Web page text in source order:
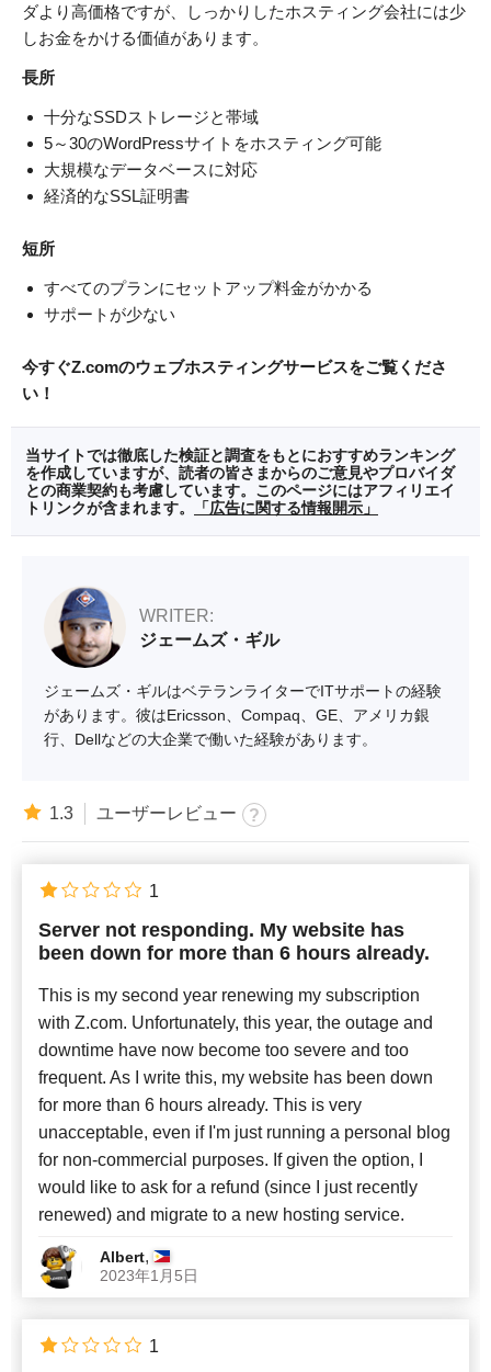
ダより高価格ですが、しっかりしたホスティング会社には少
しお金をかける価値があります。
長所
十分なSSDストレージと帯域
5～30のWordPressサイトをホスティング可能
大規模なデータベースに対応
経済的なSSL証明書
短所
すべてのプランにセットアップ料金がかかる
サポートが少ない
今すぐZ.comのウェブホスティングサービスをご覧くださ
い！
当サイトでは徹底した検証と調査をもとにおすすめランキング
を作成していますが、読者の皆さまからのご意見やプロバイダ
との商業契約も考慮しています。このページにはアフィリエイ
トリンクが含まれます。
「広告に関する情報開示」
WRITER:
ジェームズ・ギル
ジェームズ・ギルはベテランライターでITサポートの経験
があります。彼はEricsson、Compaq、GE、アメリカ銀
行、Dellなどの大企業で働いた経験があります。
1.3 ユーザーレビュー
Server not responding. My website has
been down for more than 6 hours already.
This is my second year renewing my subscription
with Z.com. Unfortunately, this year, the outage and
downtime have now become too severe and too
frequent. As I write this, my website has been down
for more than 6 hours already. This is very
unacceptable, even if I'm just running a personal blog
for non-commercial purposes. If given the option, I
would like to ask for a refund (since I just recently
renewed) and migrate to a new hosting service.
Albert,
2023年1月5日
1
1